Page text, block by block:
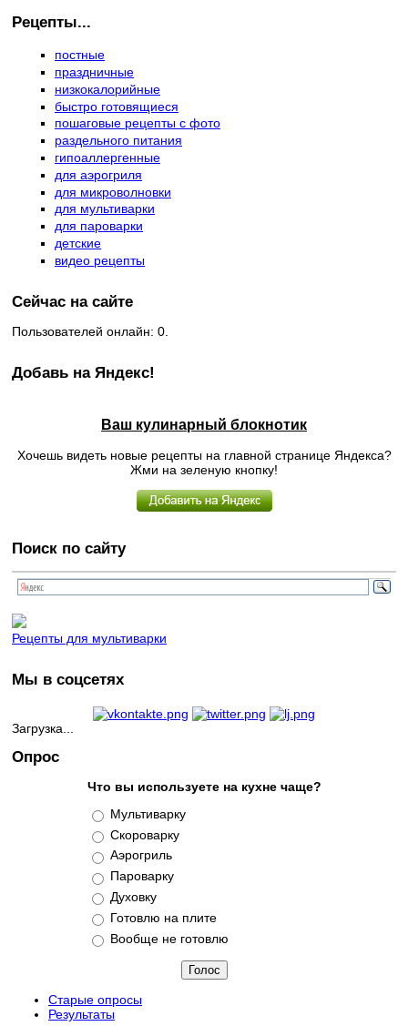
Рецепты...
постные
праздничные
низкокалорийные
быстро готовящиеся
пошаговые рецепты с фото
раздельного питания
гипоаллергенные
для аэрогриля
для микроволновки
для мультиварки
для пароварки
детские
видео рецепты
Сейчас на сайте
Пользователей онлайн: 0.
Добавь на Яндекс!
Ваш кулинарный блокнотик
Хочешь видеть новые рецепты на главной странице Яндекса?
Жми на зеленую кнопку!
Поиск по сайту
Рецепты для мультиварки
Мы в соцсетях
Загрузка...
Опрос
Что вы используете на кухне чаще?
Варианты
Мультиварку
Скороварку
Аэрогриль
Пароварку
Духовку
Готовлю на плите
Вообще не готовлю
Старые опросы
Результаты